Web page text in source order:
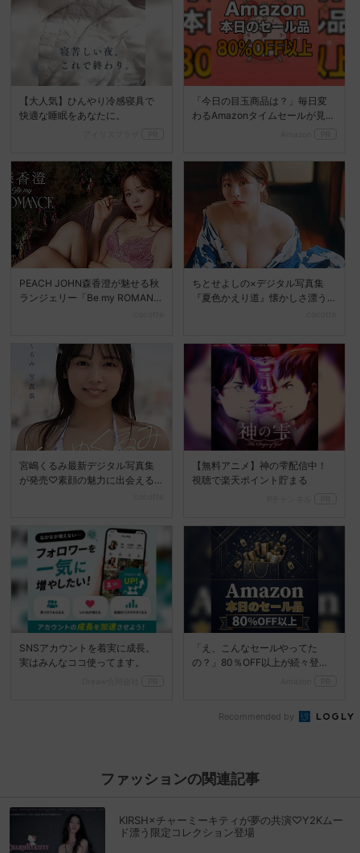
【大人気】ひんやり冷感寝具で
快適な睡眠をあなたに。
「今日の目玉商品は？」毎日変
わるAmazonタイムセールが見逃
PEACH JOHN森香澄が魅せる秋
ランジェリー「Be my ROMANC
ちとせよしの×デジタル写真集
『夏色かえり道』懐かしさ漂う
宮嶋くるみ最新デジタル写真集
が発売♡素顔の魅力に出会える
【無料アニメ】神の雫配信中！
視聴で楽天ポイント貯まる
SNSアカウントを着実に成長。
実はみんなココ使ってます。
「え、こんなセールやってた
の？」80％OFF以上が続々登
Recommended by
ファッションの関連記事
KIRSH×チャーミーキティが夢の共演♡Y2Kムー
ド漂う限定コレクション登場